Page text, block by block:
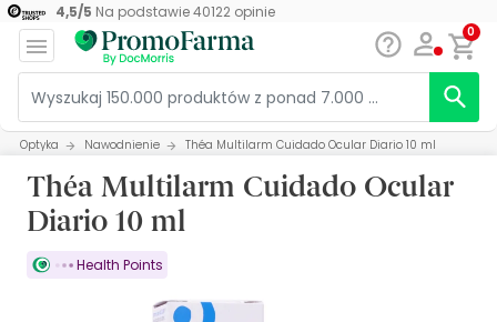
4,5/5 Na podstawie40122opinie
0
Optyka Nawodnienie Théa Multilarm Cuidado Ocular Diario 10 ml
Théa Multilarm Cuidado Ocular
Diario 10 ml
Health Points